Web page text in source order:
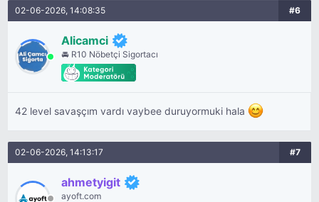
02-06-2026, 14:08:35 #6
Alicamci
🚘 R10 Nöbetçi Sigortacı
42 level savaşçım vardı vaybee duruyormuki hala
02-06-2026, 14:13:17 #7
ahmetyigit
ayoft.com